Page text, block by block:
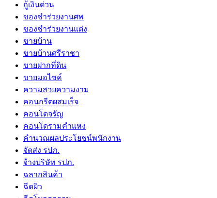
กู้เงินด่วน
ของชำร่วยงานศพ
ของชำร่วยงานแต่ง
ขายบ้าน
ขายบ้านศรีราชา
ขายฝากที่ดิน
ขายมอไซค์
ความสวยความงาม
คอนกรีตผสมเร็จ
คอนโดจรัญ
คอนโดรามคำแหง
คำนวณผลประโยชน์พนักงาน
จัดส่ง รปภ.
จ้างบริษัท รปภ.
ฉลากสินค้า
ฉีดผิว